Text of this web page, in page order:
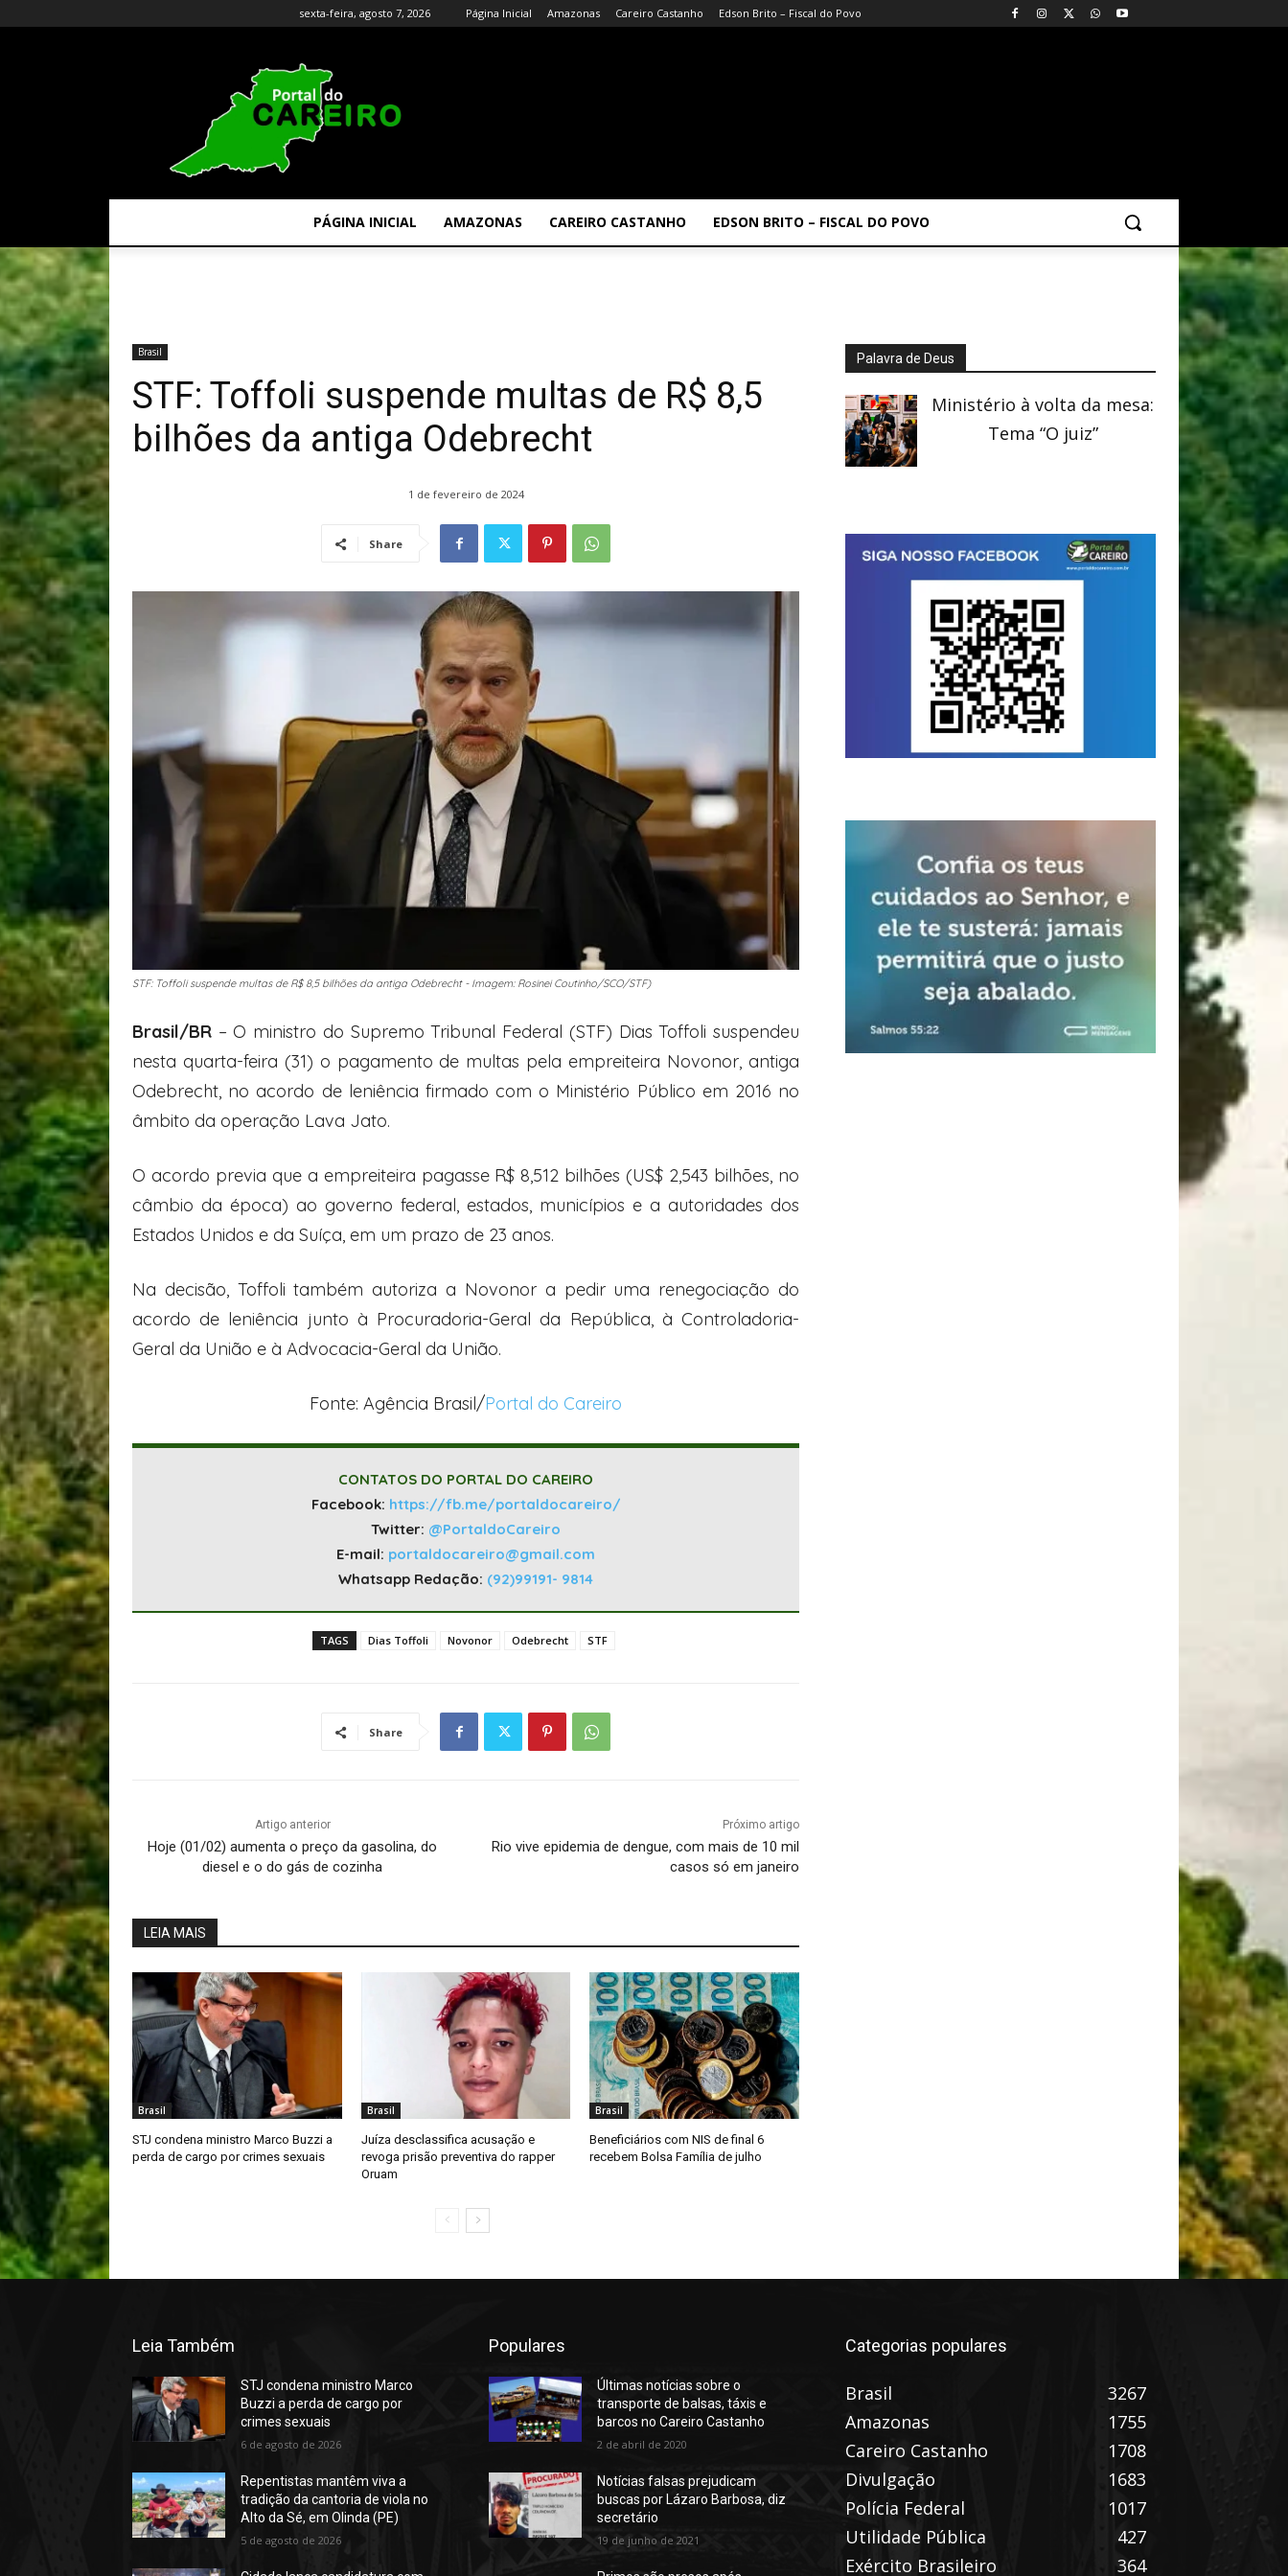
sexta-feira, agosto 7, 2026 Página Inicial Amazonas Careiro Castanho Edson Brito – Fiscal do Povo
PÁGINA INICIAL AMAZONAS CAREIRO CASTANHO EDSON BRITO – FISCAL DO POVO
Brasil
STF: Toffoli suspende multas de R$ 8,5
bilhões da antiga Odebrecht
1 de fevereiro de 2024
Share
STF: Toffoli suspende multas de R$ 8,5 bilhões da antiga Odebrecht - Imagem: Rosinei Coutinho/SCO/STF)
Brasil/BR – O ministro do Supremo Tribunal Federal (STF) Dias Toffoli suspendeu
nesta quarta-feira (31) o pagamento de multas pela empreiteira Novonor, antiga
Odebrecht, no acordo de leniência firmado com o Ministério Público em 2016 no
âmbito da operação Lava Jato.
O acordo previa que a empreiteira pagasse R$ 8,512 bilhões (US$ 2,543 bilhões, no
câmbio da época) ao governo federal, estados, municípios e a autoridades dos
Estados Unidos e da Suíça, em um prazo de 23 anos.
Na decisão, Toffoli também autoriza a Novonor a pedir uma renegociação do
acordo de leniência junto à Procuradoria-Geral da República, à Controladoria-
Geral da União e à Advocacia-Geral da União.
Fonte: Agência Brasil/Portal do Careiro
CONTATOS DO PORTAL DO CAREIRO
Facebook: https://fb.me/portaldocareiro/
Twitter: @PortaldoCareiro
E-mail: portaldocareiro@gmail.com
Whatsapp Redação: (92)99191- 9814
TAGS Dias Toffoli Novonor Odebrecht STF
Share
Artigo anterior
Hoje (01/02) aumenta o preço da gasolina, do
diesel e o do gás de cozinha
Próximo artigo
Rio vive epidemia de dengue, com mais de 10 mil
casos só em janeiro
LEIA MAIS
Brasil
STJ condena ministro Marco Buzzi a
perda de cargo por crimes sexuais
Brasil
Juíza desclassifica acusação e
revoga prisão preventiva do rapper
Oruam
Brasil
Beneficiários com NIS de final 6
recebem Bolsa Família de julho
Palavra de Deus
Ministério à volta da mesa:
Tema “O juiz”
Leia Também
STJ condena ministro Marco
Buzzi a perda de cargo por
crimes sexuais
6 de agosto de 2026
Repentistas mantêm viva a
tradição da cantoria de viola no
Alto da Sé, em Olinda (PE)
5 de agosto de 2026
Populares
Últimas notícias sobre o
transporte de balsas, táxis e
barcos no Careiro Castanho
2 de abril de 2020
Notícias falsas prejudicam
buscas por Lázaro Barbosa, diz
secretário
19 de junho de 2021
Categorias populares
Brasil
3267
Amazonas
1755
Careiro Castanho
1708
Divulgação
1683
Polícia Federal
1017
Utilidade Pública
427
Exército Brasileiro
364